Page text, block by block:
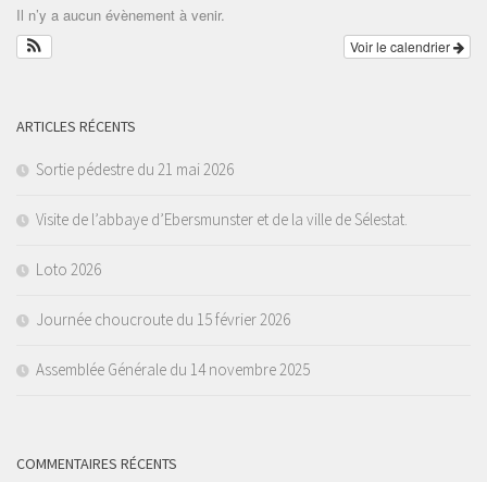
Il n’y a aucun évènement à venir.
Voir le calendrier
ARTICLES RÉCENTS
Sortie pédestre du 21 mai 2026
Visite de l’abbaye d’Ebersmunster et de la ville de Sélestat.
Loto 2026
Journée choucroute du 15 février 2026
Assemblée Générale du 14 novembre 2025
COMMENTAIRES RÉCENTS